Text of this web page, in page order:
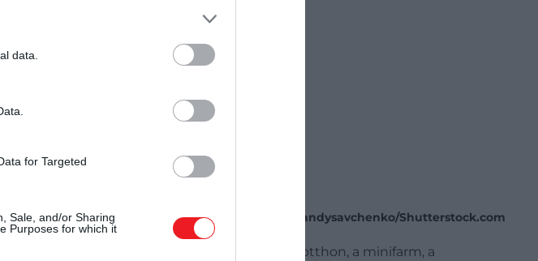
data.
for Targeted
Sale, and/or Sharing
Purposes for which it
andysavchenko/Shutterstock.com
Budapest szívében. A kutya- és macskaotthon, a minifarm, a